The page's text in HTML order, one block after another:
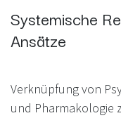
Systemische
Ansätze
Verknüpfung von
und Pharmakologie